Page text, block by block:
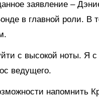
заявление –
в главной роли. В
с высокой ноты. Я
ведущего.
напомнить